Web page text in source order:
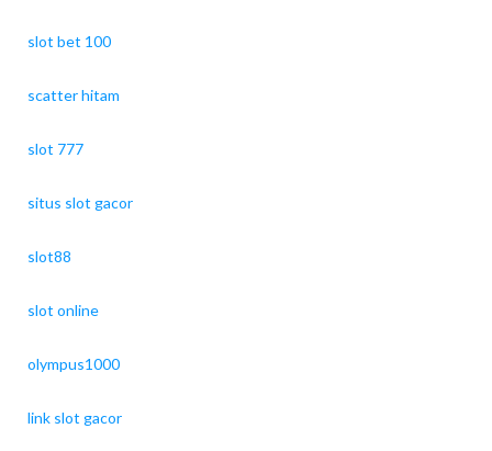
slot bet 100
scatter hitam
slot 777
situs slot gacor
slot88
slot online
olympus1000
link slot gacor